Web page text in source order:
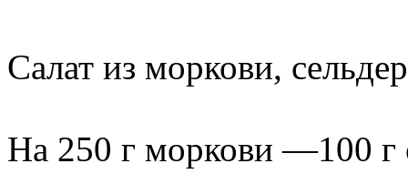
Салат из моркови,
На 250 г моркови —100 г